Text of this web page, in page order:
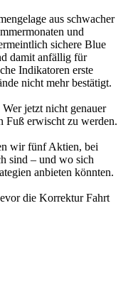
aus schwacher
und
sichere Blue
damit anfällig für
Indikatoren erste
nicht mehr bestätigt.
jetzt nicht genauer
Fuß erwischt zu werden.
wir fünf Aktien, bei
sind – und wo sich
anbieten könnten.
die Korrektur Fahrt